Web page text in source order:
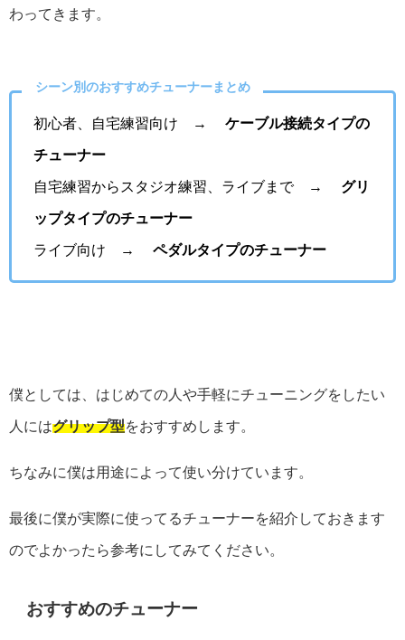
わってきます。
シーン別のおすすめチューナーまとめ
初心者、自宅練習向け → ケーブル接続タイプの
チューナー
自宅練習からスタジオ練習、ライブまで → グリ
ップタイプのチューナー
ライブ向け → ペダルタイプのチューナー
僕としては、はじめての人や手軽にチューニングをしたい
人にはグリップ型をおすすめします。
ちなみに僕は用途によって使い分けています。
最後に僕が実際に使ってるチューナーを紹介しておきます
のでよかったら参考にしてみてください。
おすすめのチューナー